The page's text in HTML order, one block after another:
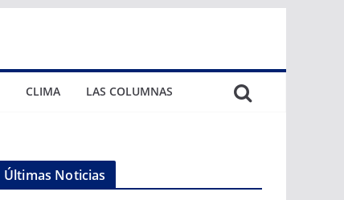
CLIMA LAS COLUMNAS
Últimas Noticias